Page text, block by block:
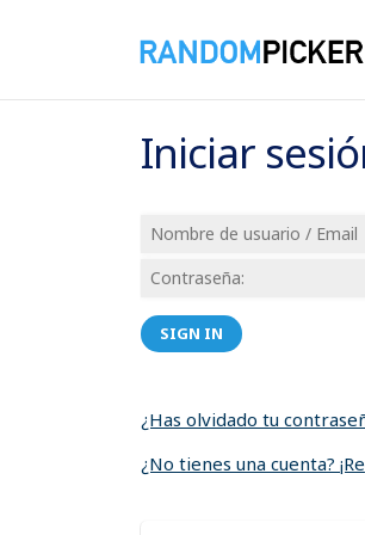
Iniciar
SIGN IN
¿Has olvidado tu
¿No tienes una cuenta?